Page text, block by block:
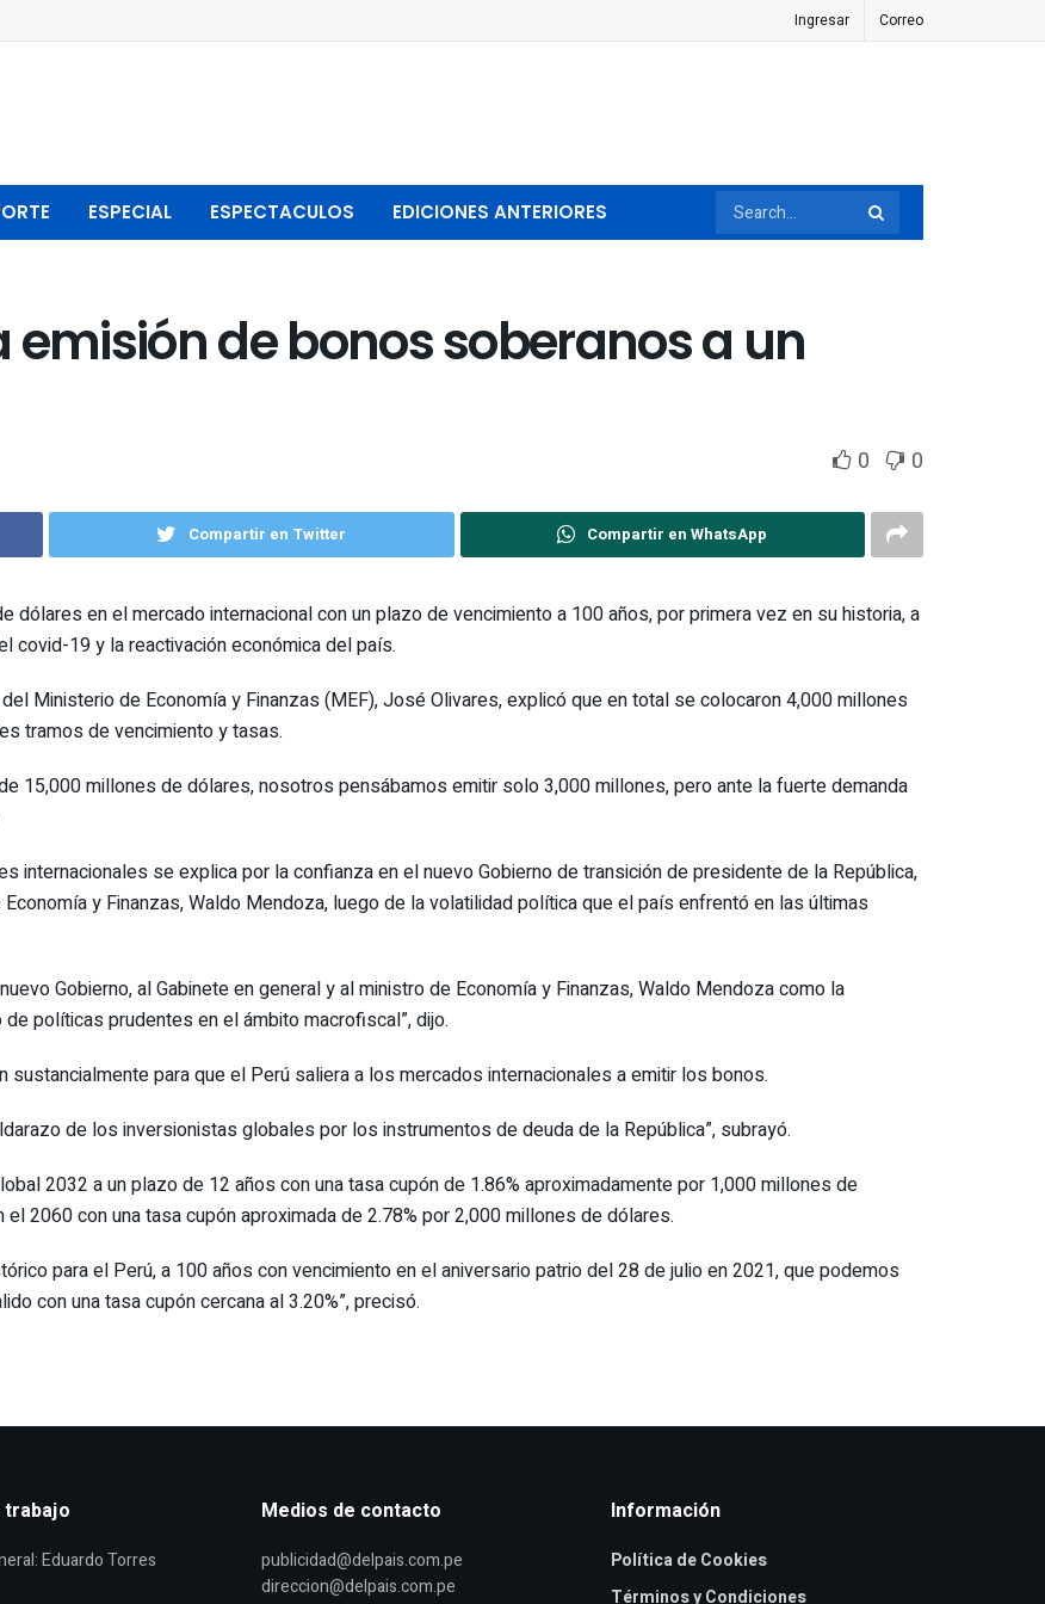
Ingresar Correo
ESPECIAL ESPECTACULOS EDICIONES ANTERIORES
emisión de bonos soberanos a un
0 0
Compartir en Twitter Compartir en WhatsApp
en el mercado internacional con un plazo de vencimiento a 100 años, por primera vez en su historia, a
covid-19 y la reactivación económica del país.
Ministerio de Economía y Finanzas (MEF), José Olivares, explicó que en total se colocaron 4,000 millones
tramos de vencimiento y tasas.
15,000 millones de dólares, nosotros pensábamos emitir solo 3,000 millones, pero ante la fuerte demanda
internacionales se explica por la confianza en el nuevo Gobierno de transición de presidente de la República,
y Finanzas, Waldo Mendoza, luego de la volatilidad política que el país enfrentó en las últimas
Gobierno, al Gabinete en general y al ministro de Economía y Finanzas, Waldo Mendoza como la
políticas prudentes en el ámbito macrofiscal”, dijo.
para que el Perú saliera a los mercados internacionales a emitir los bonos.
de los inversionistas globales por los instrumentos de deuda de la República”, subrayó.
2032 a un plazo de 12 años con una tasa cupón de 1.86% aproximadamente por 1,000 millones de
2060 con una tasa cupón aproximada de 2.78% por 2,000 millones de dólares.
para el Perú, a 100 años con vencimiento en el aniversario patrio del 28 de julio en 2021, que podemos
con una tasa cupón cercana al 3.20%”, precisó.
trabajo
Eduardo Torres
Medios de contacto
publicidad@delpais.com.pe
direccion@delpais.com.pe
Información
Política de Cookies
Términos y Condiciones